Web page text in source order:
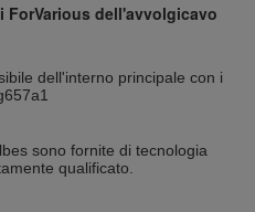
ForVarious dell'avvolgicavo
dell'interno principale con i
sono fornite di tecnologia
qualificato.